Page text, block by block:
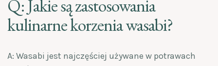
Q: Jakie są zastosowania
kulinarne korzenia wasabi?
A: Wasabi jest najczęściej używane w potrawach